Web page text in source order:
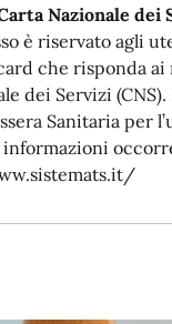
Nazionale dei
è riservato agli
che risponda
dei Servizi (CNS).
Sanitaria per
informazioni